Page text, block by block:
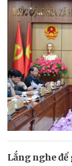
Lắng nghe